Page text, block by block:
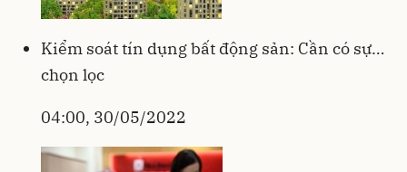
Kiểm soát tín dụng bất động sản: Cần có sự…
chọn lọc
04:00, 30/05/2022